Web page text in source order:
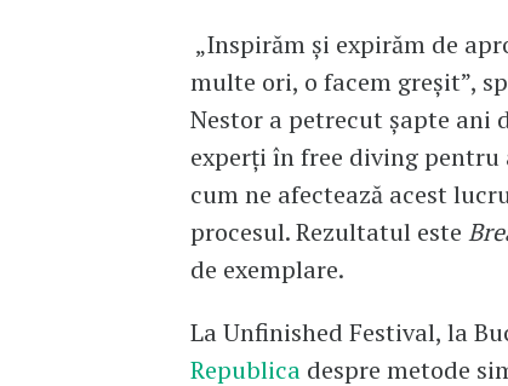
„Inspirăm și expirăm de
multe ori, o facem greșit”,
Nestor a petrecut șapte ani
experți în free diving pentru
cum ne afectează acest
procesul. Rezultatul este
de exemplare.
La Unfinished Festival, la
Republica despre metode